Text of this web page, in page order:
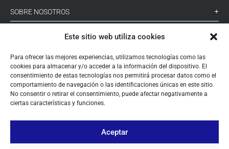
Este sitio web utiliza cookies
Para ofrecer las mejores experiencias, utilizamos tecnologías como las
cookies para almacenar y/o acceder a la información del dispositivo. El
consentimiento de estas tecnologías nos permitirá procesar datos como el
comportamiento de navegación o las identificaciones únicas en este sitio.
No consentir o retirar el consentimiento, puede afectar negativamente a
ciertas características y funciones.
Aceptar
SOBRE NOSOTROS
CONTACTO
SÍGUENOS